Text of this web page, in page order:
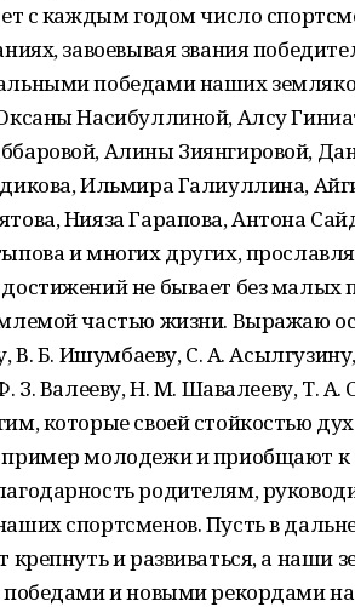
с каждым годом число
завоевывая звания
победами наших
Насибуллиной, Алсу
Алины Зиянгировой,
Ильмира Галиуллина,
Нияза Гарапова, Антона
и многих других,
не бывает без малых
частью жизни. Выражаю
В. Б. Ишумбаеву, С. А.
З. Валееву, Н. М. Шавалееву, Т. А.
которые своей стойкостью
молодежи и приобщают
родителям,
спортсменов. Пусть в
крепнуть и развиваться, а наши
и новыми рекордами на